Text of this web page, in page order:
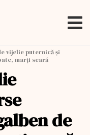
vijelie puternică și
marți seară
de